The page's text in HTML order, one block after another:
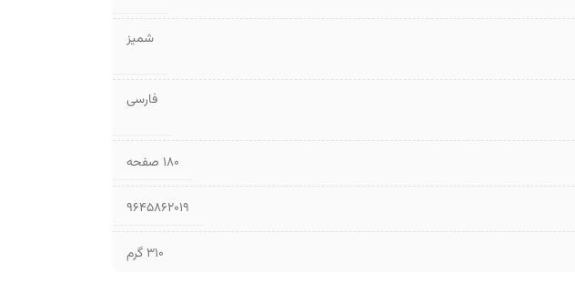
شمیز
فارسی
۱۸۰ صفحه
9645862019
310 گرم